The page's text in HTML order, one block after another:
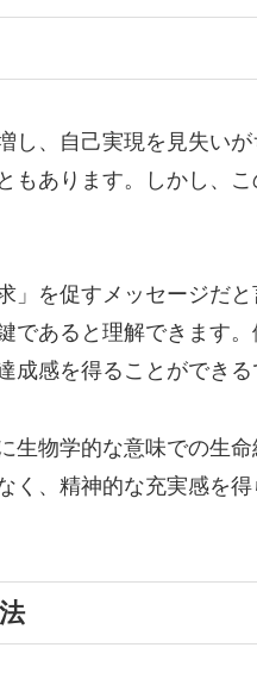
し、自己実現を見失い
もあります。しかし、
」を促すメッセージだ
であると理解できます
感を得ることができる
生物学的な意味での生命
く、精神的な充実感を